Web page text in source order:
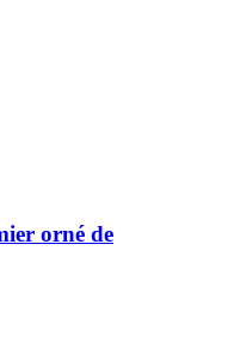
orné de